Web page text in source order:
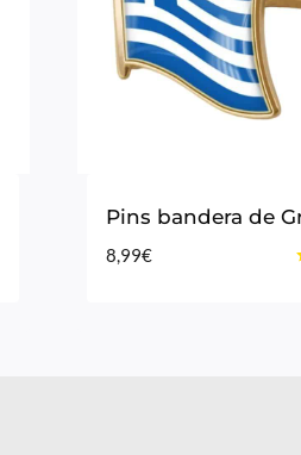
Pins bandera de
8,99€